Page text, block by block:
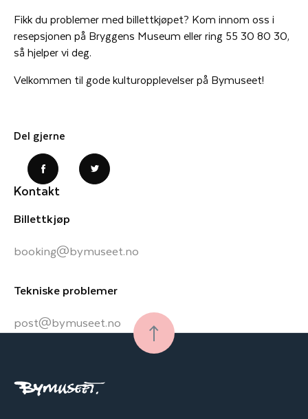
Del gjerne
Fikk du problemer med billettkjøpet? Kom innom oss i
resepsjonen på Bryggens Museum eller ring 55 30 80 30,
så hjelper vi deg.
Velkommen til gode kulturopplevelser på Bymuseet!
Kontakt
Billettkjøp
booking@bymuseet.no
Tekniske problemer
post@bymuseet.no